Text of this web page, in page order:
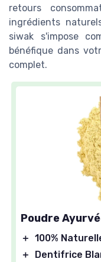
retours
ingrédients
siwak s'impose
bénéfique dans
complet.
Poudre
＋ 100%
＋
Dentifrice